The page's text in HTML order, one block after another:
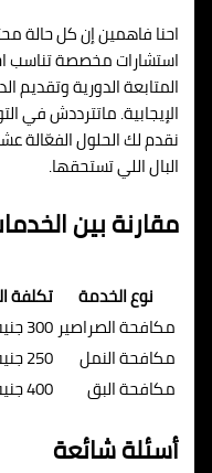
احنا فاهمين إن كل حالة
استشارات مخصصة تناسب
المتابعة الدورية وتقديم
نقدم لك الحلول الفعّالة
البال اللي تستحقها.
مقارنة بين
نوع الخدمة تكلفة
مكافحة الصراصير 300 جنيه
مكافحة النمل
250 جنيه
مكافحة البق
400 جنيه
أسئلة شائعة